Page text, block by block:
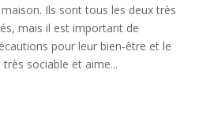
Ils sont tous les deux très
mais il est important de
pour leur bien-être et le
sociable et aime...